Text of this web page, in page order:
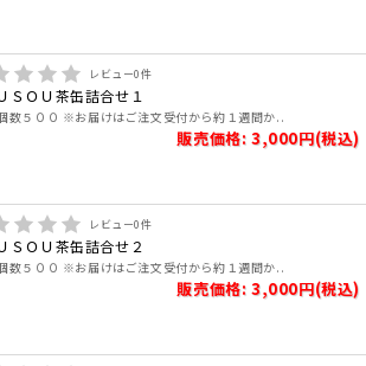
レビュー0件
ＳＯＵ茶缶詰合せ１
数５００ ※お届けはご注文受付から約１週間か..
販売価格: 3,000円(税込)
レビュー0件
ＳＯＵ茶缶詰合せ２
数５００ ※お届けはご注文受付から約１週間か..
販売価格: 3,000円(税込)